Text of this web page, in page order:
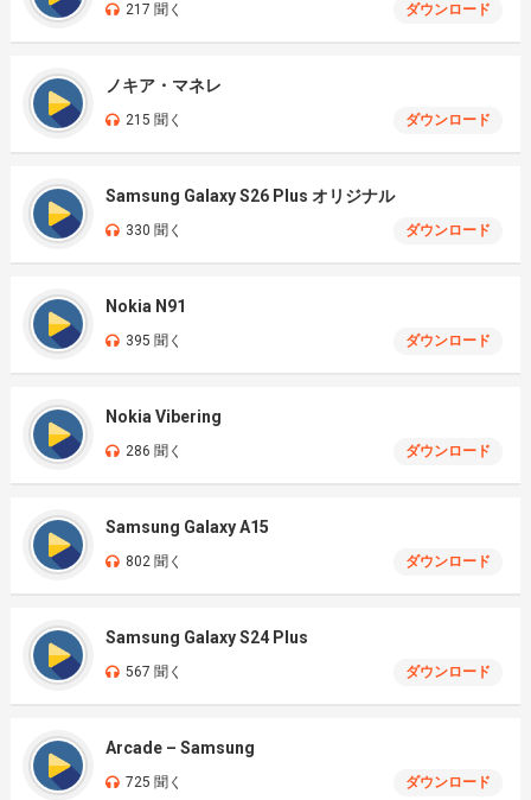
217 聞く ダウンロード
ノキア・マネレ
215 聞く ダウンロード
Samsung Galaxy S26 Plus オリジナル
330 聞く ダウンロード
Nokia N91
395 聞く ダウンロード
Nokia Vibering
286 聞く ダウンロード
Samsung Galaxy A15
802 聞く ダウンロード
Samsung Galaxy S24 Plus
567 聞く ダウンロード
Arcade – Samsung
725 聞く ダウンロード